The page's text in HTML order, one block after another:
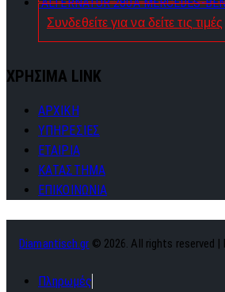
Συνδεθείτε για να δείτε τις τιμές
ΧΡΗΣΙΜΑ LINK
ΑΡΧΙΚΗ
ΥΠΗΡΕΣΙΕΣ
ΕΤΑΙΡΙΑ
ΚΑΤΑΣΤΗΜΑ
ΕΠΙΚΟΙΝΩΝΙΑ
Diamantisch.gr © 2026. All rights reserved |
Πληρωμές